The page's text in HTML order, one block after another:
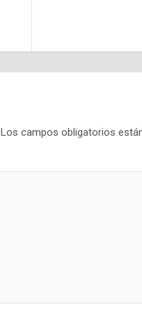
Los campos obligatorios